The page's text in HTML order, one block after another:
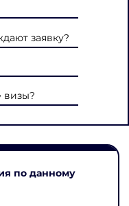
заявку?
визы?
по данному